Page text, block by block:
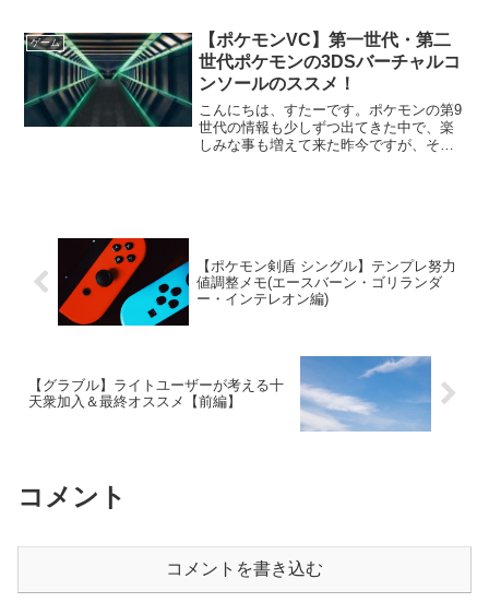
に日に要求されるコンテンツが増えた
り、同じ物を複数作るパターン...
ゲーム
【ポケモンVC】第一世代・第二
世代ポケモンの3DSバーチャルコ
ンソールのススメ！
こんにちは、すたーです。ポケモンの第9
世代の情報も少しずつ出てきた中で、楽
しみな事も増えて来た昨今ですが、そろ
【ポケモン剣盾 シングル】テンプレ努力
値調整メモ(エースバーン・ゴリランダ
ー・インテレオン編)
【グラブル】ライトユーザーが考える十
天衆加入＆最終オススメ【前編】
コメント
コメントを書き込む